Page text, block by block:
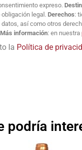
expreso.
legal. Derechos:
así como otros
Más información: en nuestra
la Política de
podría